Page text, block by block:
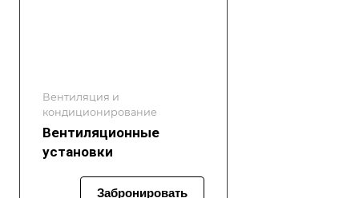
Вентиляция и
кондиционирование
Вентиляционные
установки
Забронировать